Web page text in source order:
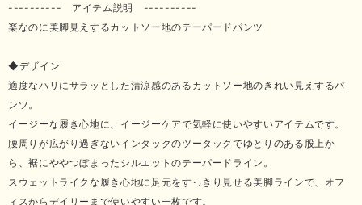
---------- アイテム説明 ----------
楽なのに美脚見えするカットソー地のテーパードパンツ
◆デザイン
適度なハリにサラッとした清涼感のあるカットソー地のきれい見えするパ
ンツ。
イージーな履き心地に、イージーケアで気軽に使いやすいアイテムです。
腰周りが広がり過ぎないインタックのツータックでゆとりのある股上か
ら、裾にややつぼまったシルエットのテーパードライン。
スウェットライクな履き心地に足元をすっきり見せる美脚ラインで、オフ
ィスからデイリーまで使いやすい一枚です。